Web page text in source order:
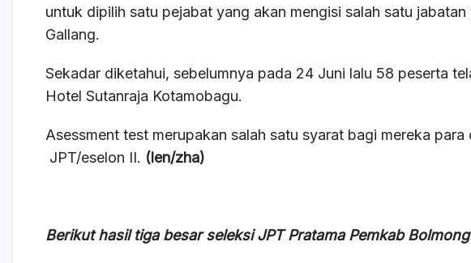
untuk dipilih satu pejabat yang akan mengisi salah satu
Gallang.
Sekadar diketahui, sebelumnya pada 24 Juni lalu 58 peserta
Hotel Sutanraja Kotamobagu.
Asessment test merupakan salah satu syarat bagi mereka
JPT/eselon II. (len/zha)
Berikut hasil tiga besar seleksi JPT Pratama Pemkab